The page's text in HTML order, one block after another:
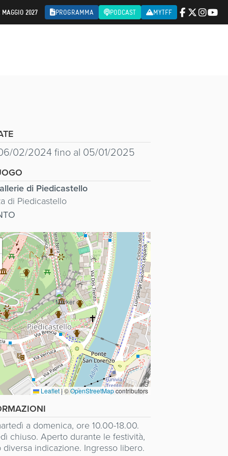
2027 PROGRAMMA PODCAST MYTFF
02/2024 fino al 05/01/2025
di Piedicastello
di Piedicastello
Leaflet |©OpenStreetMapcontributors
a domenica, ore 10.00-18.00.
chiuso. Aperto durante le festività,
diversa indicazione. Ingresso libero.